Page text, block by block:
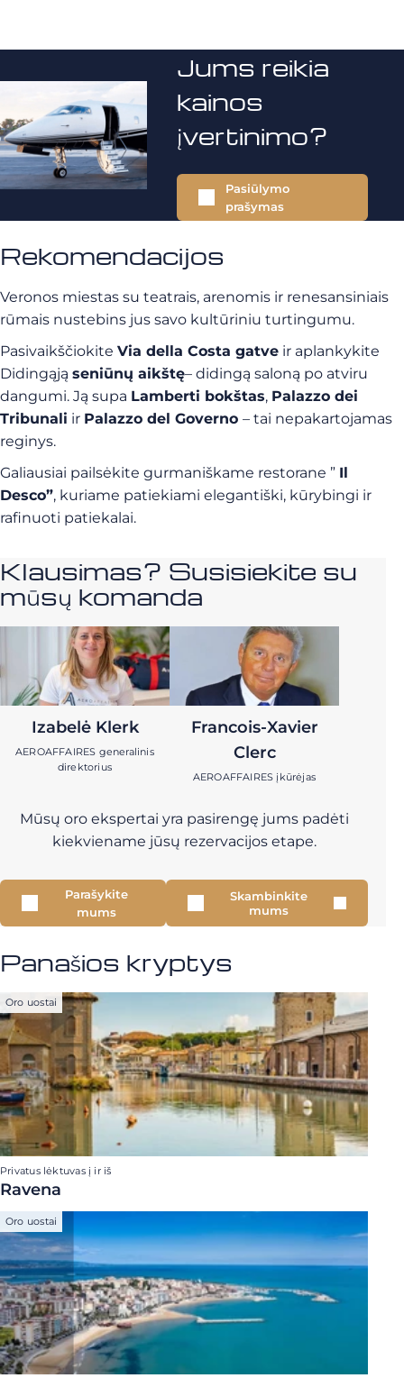
Jums reikia
kainos
įvertinimo?
Pasiūlymo
prašymas
Rekomendacijos
Veronos miestas su teatrais, arenomis ir renesansiniais
rūmais nustebins jus savo kultūriniu turtingumu.
Pasivaikščiokite Via della Costa gatve ir aplankykite
Didingąją seniūnų aikštę– didingą saloną po atviru
dangumi. Ją supa Lamberti bokštas, Palazzo dei
Tribunali ir Palazzo del Governo – tai nepakartojamas
reginys.
Galiausiai pailsėkite gurmaniškame restorane ” Il
Desco”, kuriame patiekiami elegantiški, kūrybingi ir
rafinuoti patiekalai.
Klausimas? Susisiekite su
mūsų komanda
Izabelė Klerk
AEROAFFAIRES generalinis
direktorius
Francois-Xavier
Clerc
AEROAFFAIRES įkūrėjas
Mūsų oro ekspertai yra pasirengę jums padėti
kiekviename jūsų rezervacijos etape.
Parašykite
mums
Skambinkite
mums
Panašios kryptys
Oro uostai
Privatus lėktuvas į ir iš
Ravena
Oro uostai